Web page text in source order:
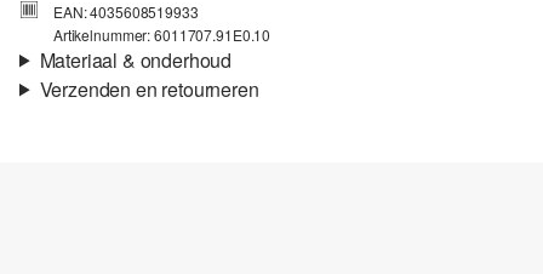
EAN: 4035608519933
Artikelnummer: 6011707.91E0.10
Materiaal & onderhoud
Verzenden en retourneren